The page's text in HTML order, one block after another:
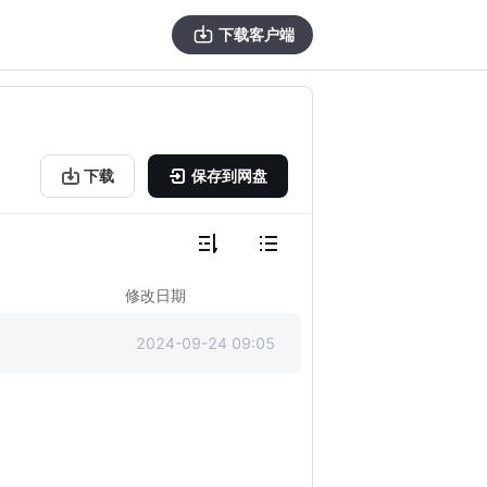
下载客户端
下载 保存到网盘
修改日期
2024-09-24 09:05